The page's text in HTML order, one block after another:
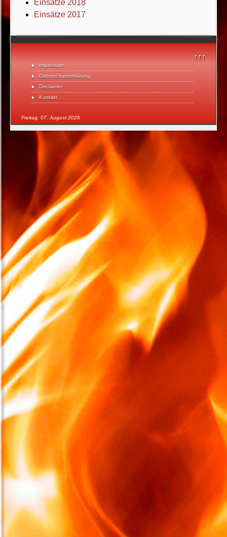
↑↑↑
Impressum
Datenschutzerklärung
Disclaimer
Kontakt
Freitag, 07. August 2026
Einsätze 2018
Einsätze 2017